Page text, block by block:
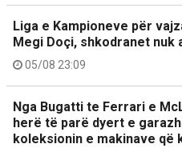
Liga e Kampioneve për
Megi Doçi, shkodranet
05/08 23:09
Nga Bugatti te Ferrari e
herë të parë dyert e
koleksionin e makinave që